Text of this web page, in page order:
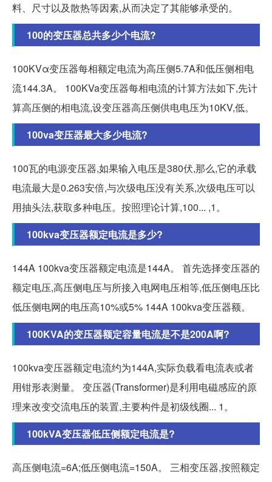
料、尺寸以及散热等因素,从而决定了其能够承受的。
100的变压器总共多少个电流?
100KVα变压器每相额定电流为高压侧5.7A和低压侧相电
流144.3A。 100KVa变压器每相电流的计算方法如下,先计
算高压侧的相电流,设变压器高压侧供电电压为10KV,低。
100va变压器最大多少电流?
100瓦的电源变压器,如果输入电压是380伏,那么,它的承载
电流最大是0.263安倍,与次级电压没有关系,次级电压可以
用抽头法,获取多种电压。按照理论计算,100... ,1。
100kva变压器额定电流是多少?
144A 100kva变压器额定电流是144A。 首先选择变压器的
额定电压,高压侧电压与所接入电网电压相等,低压侧电压比
低压侧电网的电压高10%或5% 144A 100kva变压器额。
100KVA的变压器额定容量电流是不是200A啊?
100kva变压器额定电流约为144A,实际负载看电流表或者
用钳形表测量。 变压器(Transformer)是利用电磁感应的原
理来改变交流电压的装置,主要构件是初级线圈... 1。
100kVA变压器低压侧额定电流是?
高压侧电流=6A;低压侧电流=150A。 三相变压器,按照额定